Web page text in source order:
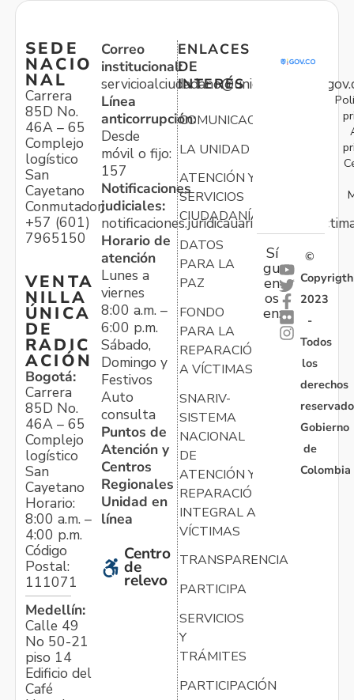
SEDE
NACIO
NAL
Carrera
85D No.
46A – 65
Complejo
logístico
San
Cayetano
Conmutador:
+57 (601)
7965150
VENTA
NILLA
ÚNICA
DE
RADIC
ACIÓN
Bogotá:
Carrera
85D No.
46A – 65
Complejo
logístico
San
Cayetano
Horario:
8:00 a.m. –
4:00 p.m.
Código
Postal:
111071
Medellín:
Calle 49
No 50-21
piso 14
Edificio del
Café
Correo
institucional:
Línea
anticorrupción:
Desde
móvil o fijo:
157
Notificaciones
judiciales:
Horario de
atención
Lunes a
viernes
8:00 a.m. –
6:00 p.m.
Sábado,
Domingo y
Festivos
Auto
consulta
Puntos de
Atención y
Centros
Regionales
Unidad en
línea
Centro
de
relevo
ENLACES
DE
INTERÉS
COMUNICACIONES
LA UNIDAD
ATENCIÓN Y
SERVICIOS
CIUDADANÍA
DATOS
PARA LA
PAZ
FONDO
PARA LA
REPARACIÓN
A VÍCTIMAS
SNARIV-
SISTEMA
NACIONAL
DE
ATENCIÓN Y
REPARACIÓN
INTEGRAL A
VÍCTIMAS
TRANSPARENCIA
PARTICIPA
SERVICIOS
Y
TRÁMITES
PARTICIPACIÓN
Sí
gu
en
os
en:
©
Copyrigth
2023
-
Todos
los
derechos
Gobierno
de
Colombia